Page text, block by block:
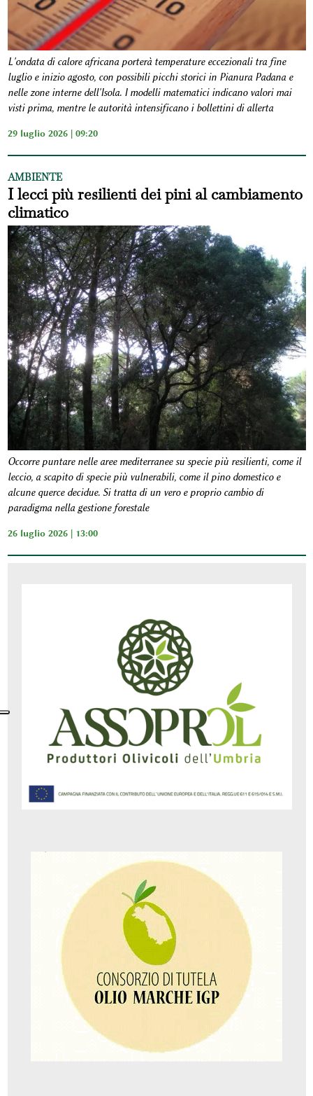
L'ondata di calore africana porterà temperature eccezionali tra fine
luglio e inizio agosto, con possibili picchi storici in Pianura Padana e
nelle zone interne dell'Isola. I modelli matematici indicano valori mai
visti prima, mentre le autorità intensificano i bollettini di allerta
29 luglio 2026 | 09:20
AMBIENTE
I lecci più resilienti dei pini al cambiamento
climatico
Occorre puntare nelle aree mediterranee su specie più resilienti, come il
leccio, a scapito di specie più vulnerabili, come il pino domestico e
alcune querce decidue. Si tratta di un vero e proprio cambio di
paradigma nella gestione forestale
26 luglio 2026 | 13:00